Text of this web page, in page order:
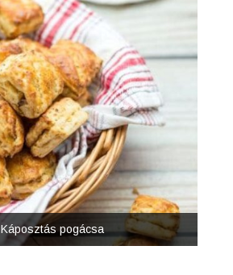
Káposztás pogácsa